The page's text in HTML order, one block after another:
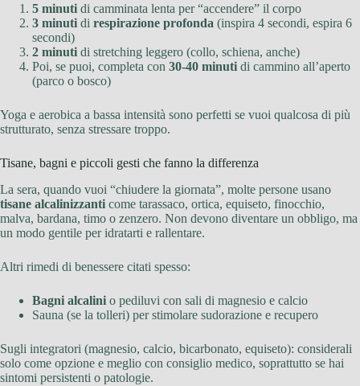
5 minuti di camminata lenta per “accendere” il corpo
3 minuti di respirazione profonda (inspira 4 secondi, espira 6
secondi)
2 minuti di stretching leggero (collo, schiena, anche)
Poi, se puoi, completa con 30-40 minuti di cammino all’aperto
(parco o bosco)
Yoga e aerobica a bassa intensità sono perfetti se vuoi qualcosa di più
strutturato, senza stressare troppo.
Tisane, bagni e piccoli gesti che fanno la differenza
La sera, quando vuoi “chiudere la giornata”, molte persone usano
tisane alcalinizzanti come tarassaco, ortica, equiseto, finocchio,
malva, bardana, timo o zenzero. Non devono diventare un obbligo, ma
un modo gentile per idratarti e rallentare.
Altri rimedi di benessere citati spesso:
Bagni alcalini o pediluvi con sali di magnesio e calcio
Sauna (se la tolleri) per stimolare sudorazione e recupero
Sugli integratori (magnesio, calcio, bicarbonato, equiseto): considerali
solo come opzione e meglio con consiglio medico, soprattutto se hai
sintomi persistenti o patologie.